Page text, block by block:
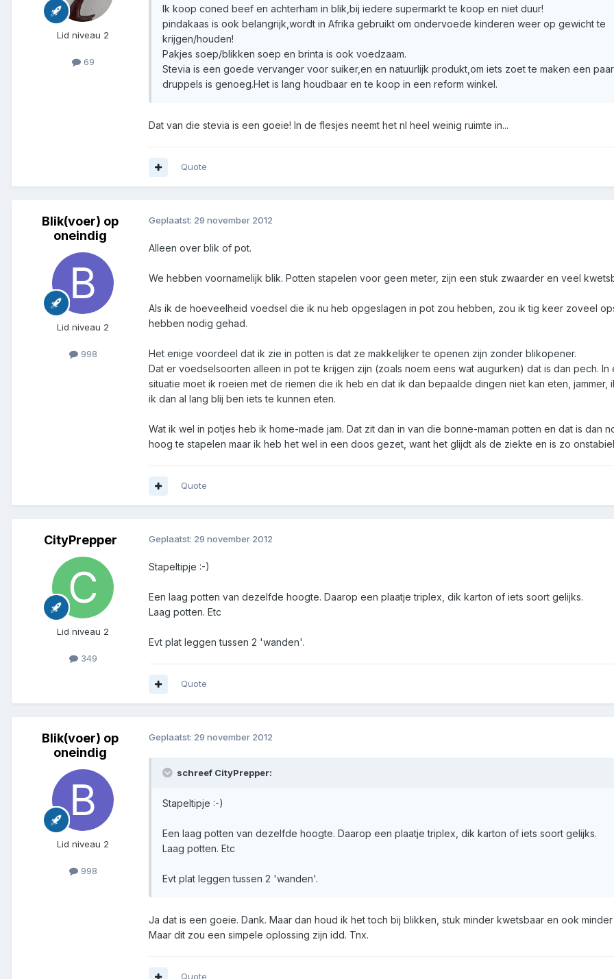
Lid niveau 2
69
Ik koop coned beef en achterham in blik,bij iedere supermarkt te koop en niet duur!
pindakaas is ook belangrijk,wordt in Afrika gebruikt om ondervoede kinderen weer op gewicht te
krijgen/houden!
Pakjes soep/blikken soep en brinta is ook voedzaam.
Stevia is een goede vervanger voor suiker,en en natuurlijk produkt,om iets zoet te maken een paar
druppels is genoeg.Het is lang houdbaar en te koop in een reform winkel.
Dat van die stevia is een goeie! In de flesjes neemt het nl heel weinig ruimte in...
Quote
Blik(voer) op
oneindig
Lid niveau 2
998
Geplaatst: 29 november 2012
Alleen over blik of pot.
We hebben voornamelijk blik. Potten stapelen voor geen meter, zijn een stuk zwaarder en veel
Als ik de hoeveelheid voedsel die ik nu heb opgeslagen in pot zou hebben, zou ik tig keer zoveel
hebben nodig gehad.
Het enige voordeel dat ik zie in potten is dat ze makkelijker te openen zijn zonder blikopener.
Dat er voedselsoorten alleen in pot te krijgen zijn (zoals noem eens wat augurken) dat is dan pech. In
situatie moet ik roeien met de riemen die ik heb en dat ik dan bepaalde dingen niet kan eten, jammer,
ik dan al lang blij ben iets te kunnen eten.
Wat ik wel in potjes heb ik home-made jam. Dat zit dan in van die bonne-maman potten en dat is dan
hoog te stapelen maar ik heb het wel in een doos gezet, want het glijdt als de ziekte en is zo
Quote
CityPrepper
Lid niveau 2
349
Geplaatst: 29 november 2012
Stapeltipje :-)
Een laag potten van dezelfde hoogte. Daarop een plaatje triplex, dik karton of iets soort gelijks.
Laag potten. Etc
Evt plat leggen tussen 2 'wanden'.
Quote
Blik(voer) op
oneindig
Lid niveau 2
998
Geplaatst: 29 november 2012
schreef CityPrepper:
Stapeltipje :-)
Een laag potten van dezelfde hoogte. Daarop een plaatje triplex, dik karton of iets soort gelijks.
Laag potten. Etc
Evt plat leggen tussen 2 'wanden'.
Ja dat is een goeie. Dank. Maar dan houd ik het toch bij blikken, stuk minder kwetsbaar en ook minder
Maar dit zou een simpele oplossing zijn idd. Tnx.
Quote